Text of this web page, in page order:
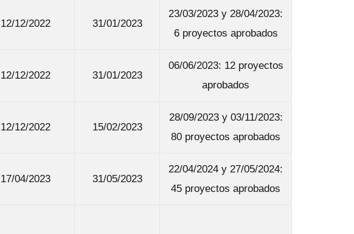
12/12/2022 31/01/2023
23/03/2023 y 28/04/2023:
6 proyectos aprobados
12/12/2022 31/01/2023
06/06/2023: 12 proyectos
aprobados
12/12/2022 15/02/2023
28/09/2023 y 03/11/2023:
80 proyectos aprobados
17/04/2023 31/05/2023
22/04/2024 y 27/05/2024:
45 proyectos aprobados